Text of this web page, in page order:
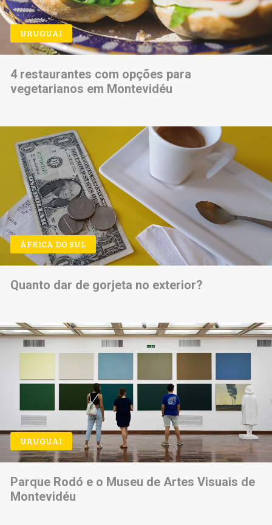
URUGUAI
4 restaurantes com opções para
vegetarianos em Montevidéu
ÁFRICA DO SUL
Quanto dar de gorjeta no exterior?
URUGUAI
Parque Rodó e o Museu de Artes Visuais de
Montevidéu